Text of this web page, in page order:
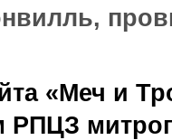
«Меч и
РПЦЗ